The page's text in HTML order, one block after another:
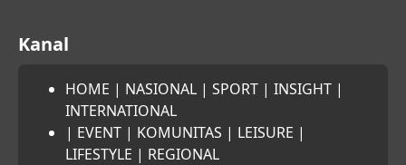
Kanal
HOME | NASIONAL | SPORT | INSIGHT |
INTERNATIONAL
| EVENT | KOMUNITAS | LEISURE |
LIFESTYLE | REGIONAL